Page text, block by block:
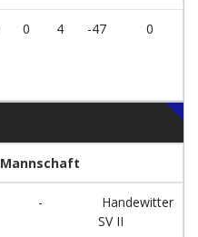
0 4 -47 0
Mannschaft
-
Handewitter
SV II